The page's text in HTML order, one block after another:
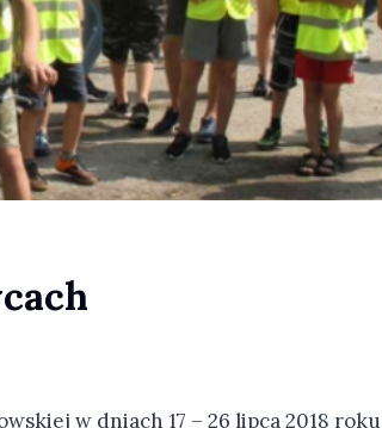
w dniach 17 – 26 lipca 2018 roku